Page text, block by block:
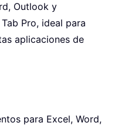
Outlook y
Pro, ideal para
aplicaciones de
para Excel, Word,